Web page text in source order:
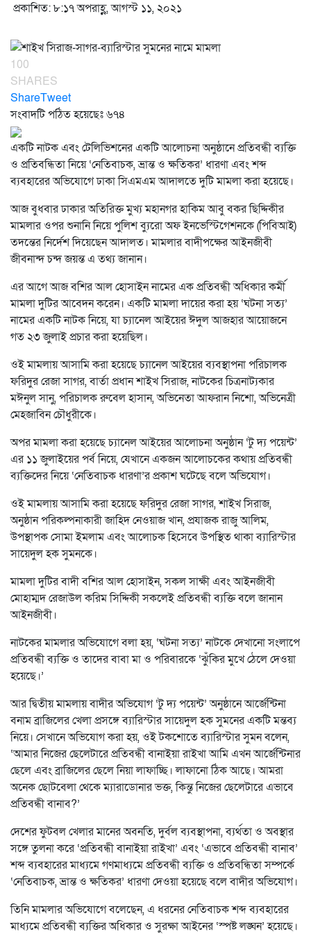
প্রকাশিত: ৮:১৭ অপরাহ্ণ, আগস্ট ১১, ২০২১
100
SHARES
ShareTweet
সংবাদটি পঠিত হয়েছেঃ৬৭৪
একটি নাটক এবং টেলিভিশনের একটি আলোচনা অনুষ্ঠানে প্রতিবন্ধী ব্যক্তি
ও প্রতিবন্ধিতা নিয়ে ‘নেতিবাচক, ভ্রান্ত ও ক্ষতিকর’ ধারণা এবং শব্দ
ব্যবহারের অভিযোগে ঢাকা সিএমএম আদালতে দুটি মামলা করা হয়েছে।
আজ বুধবার ঢাকার অতিরিক্ত মুখ্য মহানগর হাকিম আবু বকর ছিদ্দিকীর
মামলার ওপর শুনানি নিয়ে পুলিশ ব্যুরো অফ ইনভেস্টিগেশনকে (পিবিআই)
তদন্তের নির্দেশ দিয়েছেন আদালত। মামলার বাদীপক্ষের আইনজীবী
জীবনান্দ চন্দ জয়ন্ত এ তথ্য জানান।
এর আগে আজ বশির আল হোসাইন নামের এক প্রতিবন্ধী অধিকার কর্মী
মামলা দুটির আবেদন করেন। একটি মামলা দায়ের করা হয় ‘ঘটনা সত্য’
নামের একটি নাটক নিয়ে, যা চ্যানেল আইয়ের ঈদুল আজহার আয়োজনে
গত ২৩ জুলাই প্রচার করা হয়েছিল।
ওই মামলায় আসামি করা হয়েছে চ্যানেল আইয়ের ব্যবস্থাপনা পরিচালক
ফরিদুর রেজা সাগর, বার্তা প্রধান শাইখ সিরাজ, নাটকের চিত্রনাট্যকার
মঈনুল সানু, পরিচালক রুবেল হাসান, অভিনেতা আফরান নিশো, অভিনেত্রী
মেহজাবিন চৌধুরীকে।
অপর মামলা করা হয়েছে চ্যানেল আইয়ের আলোচনা অনুষ্ঠান ‘টু দ্য পয়েন্ট’
এর ১১ জুলাইয়ের পর্ব নিয়ে, যেখানে একজন আলোচকের কথায় প্রতিবন্ধী
ব্যক্তিদের নিয়ে ‘নেতিবাচক ধারণা’র প্রকাশ ঘটেছে বলে অভিযোগ।
ওই মামলায় আসামি করা হয়েছে ফরিদুর রেজা সাগর, শাইখ সিরাজ,
অনুষ্ঠান পরিকল্পনাকারী জাহিদ নেওয়াজ খান, প্রযাজক রাজু আলিম,
উপস্থাপক সোমা ইমলাম এবং আলোচক হিসেবে উপস্থিত থাকা ব্যারিস্টার
সায়েদুল হক সুমনকে।
মামলা দুটির বাদী বশির আল হোসাইন, সকল সাক্ষী এবং আইনজীবী
মোহাম্মদ রেজাউল করিম সিদ্দিকী সকলেই প্রতিবন্ধী ব্যক্তি বলে জানান
আইনজীবী।
নাটকের মামলার অভিযোগে বলা হয়, ‘ঘটনা সত্য’ নাটকে দেখানো সংলাপে
প্রতিবন্ধী ব্যক্তি ও তাদের বাবা মা ও পরিবারকে ‘ঝুঁকির মুখে ঠেলে দেওয়া
হয়েছে।’
আর দ্বিতীয় মামলায় বাদীর অভিযোগ ‘টু দ্য পয়েন্ট’ অনুষ্ঠানে আর্জেন্টিনা
বনাম ব্রাজিলের খেলা প্রসঙ্গে ব্যারিস্টার সায়েদুল হক সুমনের একটি মন্তব্য
নিয়ে। সেখানে অভিযোগ করা হয়, ওই টকশোতে ব্যারিস্টার সুমন বলেন,
‘আমার নিজের ছেলেটারে প্রতিবন্ধী বানাইয়া রাইখা আমি এখন আর্জেন্টিনার
ছেলে এবং ব্রাজিলের ছেলে নিয়া লাফাচ্ছি। লাফানো ঠিক আছে। আমরা
অনেক ছোটবেলা থেকে ম্যারাডোনার ভক্ত, কিন্তু নিজের ছেলেটারে এভাবে
প্রতিবন্ধী বানাব?’
দেশের ফুটবল খেলার মানের অবনতি, দুর্বল ব্যবস্থাপনা, ব্যর্থতা ও অবস্থার
সঙ্গে তুলনা করে ‘প্রতিবন্ধী বানাইয়া রাইখা’ এবং ‘এভাবে প্রতিবন্ধী বানাব’
শব্দ ব্যবহারের মাধ্যমে গণমাধ্যমে প্রতিবন্ধী ব্যক্তি ও প্রতিবন্ধিতা সম্পর্কে
‘নেতিবাচক, ভ্রান্ত ও ক্ষতিকর’ ধারণা দেওয়া হয়েছে বলে বাদীর অভিযোগ।
তিনি মামলার অভিযোগে বলেছেন, এ ধরনের নেতিবাচক শব্দ ব্যবহারের
মাধ্যমে প্রতিবন্ধী ব্যক্তির অধিকার ও সুরক্ষা আইনের ‘স্পষ্ট লঙ্ঘন’ হয়েছে।